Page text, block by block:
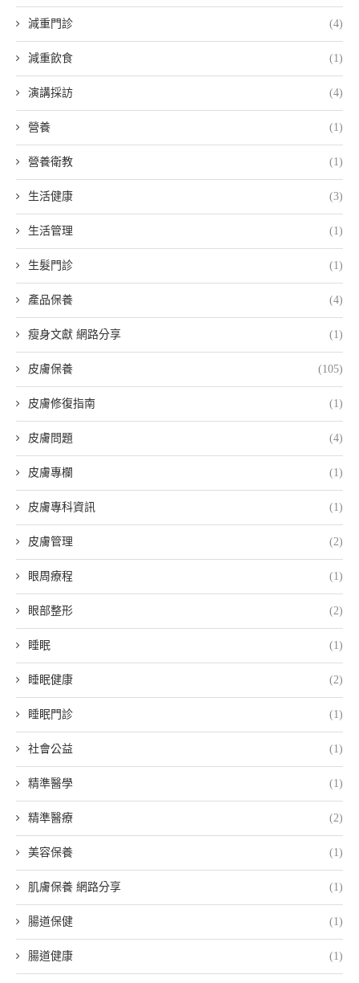
減重門診 (4)
減重飲食 (1)
演講採訪 (4)
營養 (1)
營養衛教 (1)
生活健康 (3)
生活管理 (1)
生髮門診 (1)
產品保養 (4)
瘦身文獻 網路分享 (1)
皮膚保養 (105)
皮膚修復指南 (1)
皮膚問題 (4)
皮膚專欄 (1)
皮膚專科資訊 (1)
皮膚管理 (2)
眼周療程 (1)
眼部整形 (2)
睡眠 (1)
睡眠健康 (2)
睡眠門診 (1)
社會公益 (1)
精準醫學 (1)
精準醫療 (2)
美容保養 (1)
肌膚保養 網路分享 (1)
腸道保健 (1)
腸道健康 (1)